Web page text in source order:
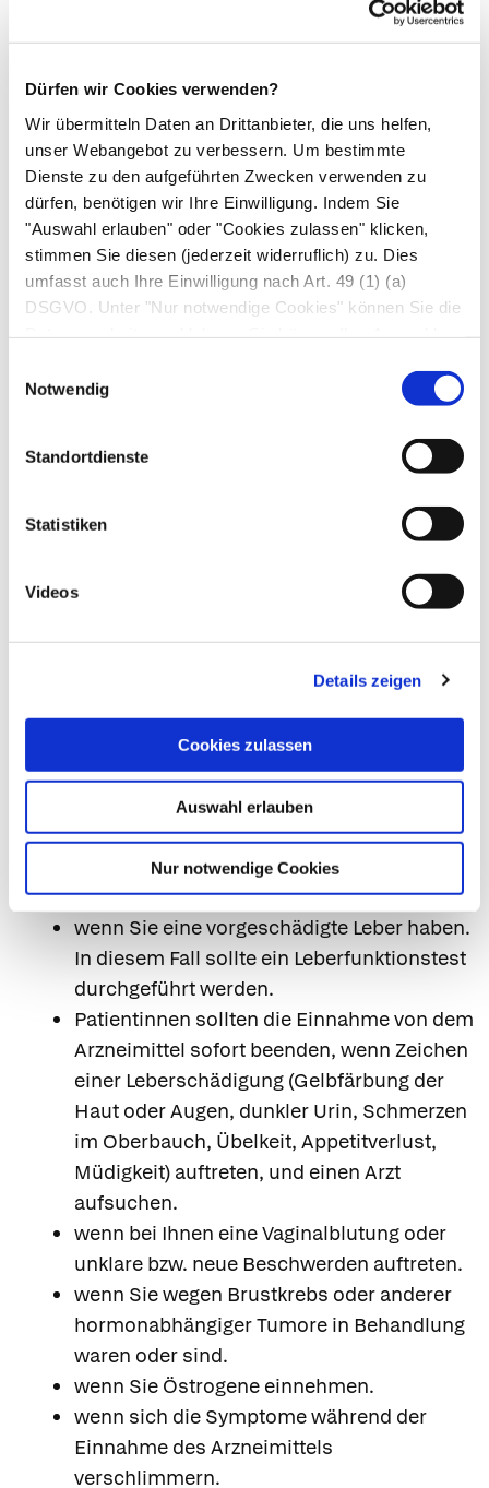
Dürfen wir Cookies verwenden?
Wir übermitteln Daten an Drittanbieter, die uns helfen,
unser Webangebot zu verbessern. Um bestimmte
Dienste zu den aufgeführten Zwecken verwenden zu
dürfen, benötigen wir Ihre Einwilligung. Indem Sie
"Auswahl erlauben" oder "Cookies zulassen" klicken,
stimmen Sie diesen (jederzeit widerruflich) zu. Dies
umfasst auch Ihre Einwilligung nach Art. 49 (1) (a)
DSGVO. Unter "Nur notwendige Cookies" können Sie die
Notwendig
Standortdienste
Statistiken
Videos
Details zeigen
Cookies zulassen
Auswahl erlauben
Nur notwendige Cookies
auch für Nebenwirkungen, die nicht angegeben
sind.
7. Wechselwirkungen
Einnahme zusammen mit anderen Arzneimitteln
Informieren Sie Ihren Arzt oder Apotheker,
wenn Sie andere Arzneimittel einnehmen,
kürzlich andere Arzneimittel eingenommen
haben oder beabsichtigen, andere
Arzneimittel einzunehmen. Arzneimittel
solcheWechselwirkungen nicht berichtet und
Erfassung von Wechselwirkungen
8. Gegenanzeigen
Das Arzneimittel darf nicht eingenommen
wenn Sie überempfindlich (allergisch) gegen
Cimicifuga racemosa oder einen der
9. Vorsichtsmaßnahmen
Warnhinweise und Vorsichtsmaßnahmen
Bitte sprechen Sie mit Ihrem Arzt, bevor Sie
das Präparat einnehmen:
wenn Sie eine vorgeschädigte Leber haben.
In diesem Fall sollte ein Leberfunktionstest
durchgeführt werden.
Patientinnen sollten die Einnahme von dem
Arzneimittel sofort beenden, wenn Zeichen
einer Leberschädigung (Gelbfärbung der
Haut oder Augen, dunkler Urin, Schmerzen
im Oberbauch, Übelkeit, Appetitverlust,
Müdigkeit) auftreten, und einen Arzt
aufsuchen.
wenn bei Ihnen eine Vaginalblutung oder
unklare bzw. neue Beschwerden auftreten.
wenn Sie wegen Brustkrebs oder anderer
hormonabhängiger Tumore in Behandlung
waren oder sind.
wenn Sie Östrogene einnehmen.
wenn sich die Symptome während der
Einnahme des Arzneimittels
verschlimmern.